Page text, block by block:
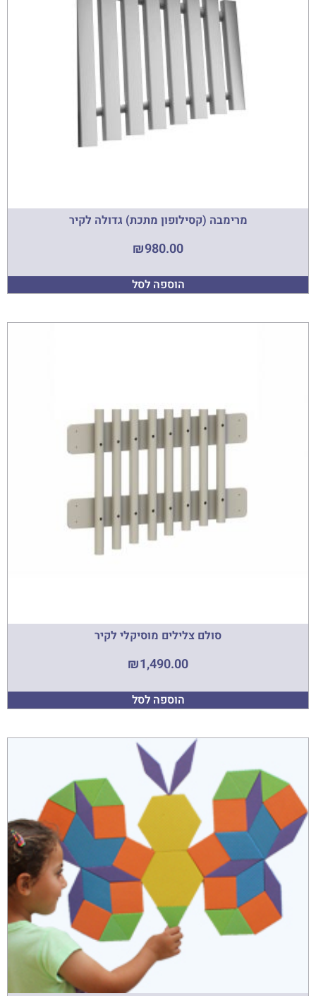
מרימבה (קסילופון מתכת) גדולה לקיר
₪980.00
הוספה לסל
סולם צלילים מוסיקלי לקיר
₪1,490.00
הוספה לסל